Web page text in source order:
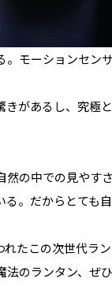
モーションセン
があるし、究極
の中での見やす
。だからとても
たこの次世代ラ
のランタン、ぜ